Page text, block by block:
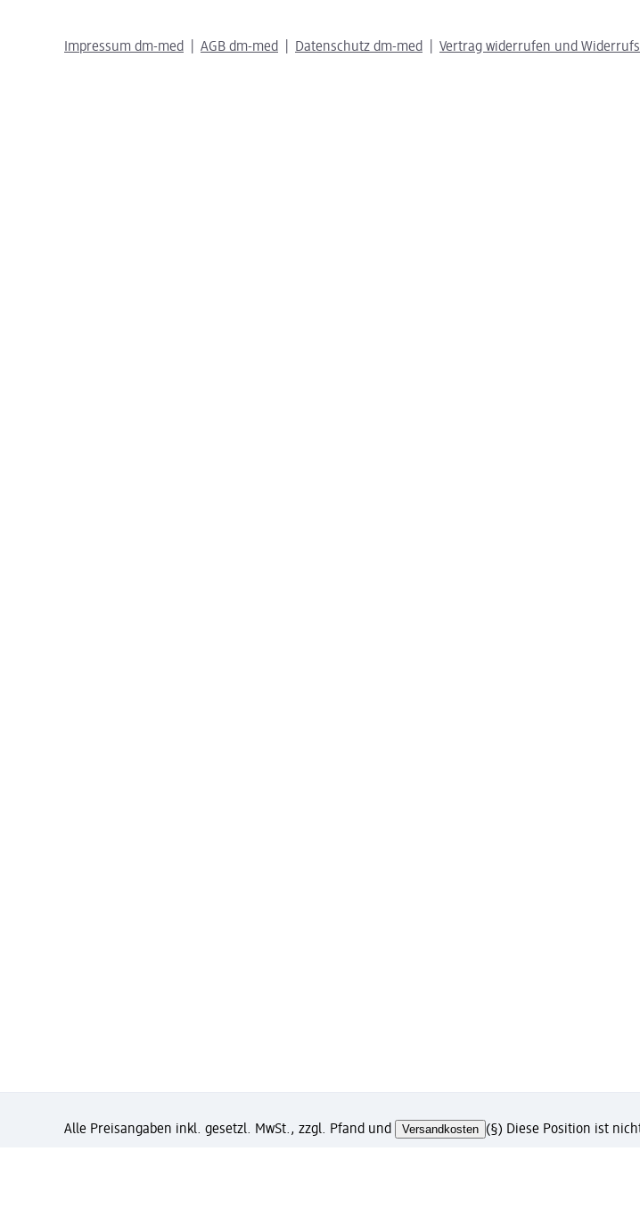
Impressum dm-med AGB dm-med Datenschutz dm-med Vertrag widerrufen und
Alle Preisangaben inkl. gesetzl. MwSt., zzgl. Pfand und Versandkosten (§) Diese Position ist